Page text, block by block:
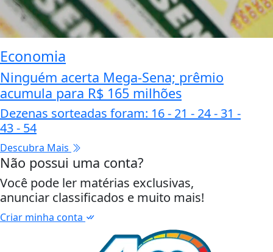
Economia
Ninguém acerta Mega-Sena; prêmio
acumula para R$ 165 milhões
Dezenas sorteadas foram: 16 - 21 - 24 - 31 -
43 - 54
Descubra Mais
Não possui uma conta?
Você pode ler matérias exclusivas,
anunciar classificados e muito mais!
Criar minha conta